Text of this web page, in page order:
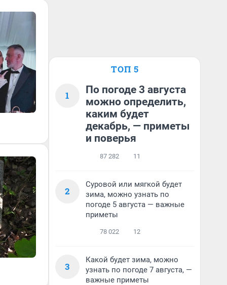
ТОП 5
1
По погоде 3 августа
можно определить,
каким будет
декабрь, — приметы
и поверья
87 282 11
2
Суровой или мягкой будет
зима, можно узнать по
погоде 5 августа — важные
приметы
78 022 12
3
Какой будет зима, можно
узнать по погоде 7 августа, —
важные приметы